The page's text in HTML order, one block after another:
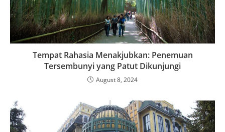
Tempat Rahasia Menakjubkan: Penemuan
Tersembunyi yang Patut Dikunjungi
August 8, 2024